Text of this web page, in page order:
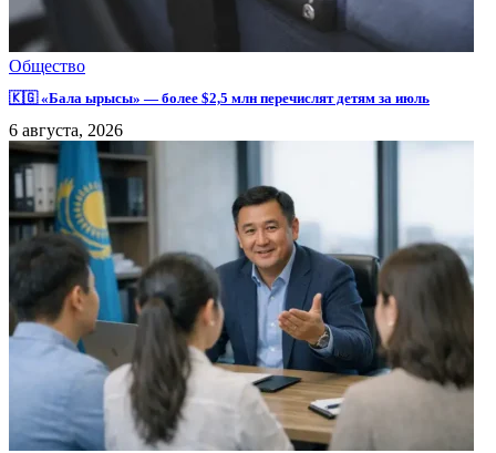
Общество
🇰🇬 «Бала ырысы» — более $2,5 млн перечислят детям за июль
6 августа, 2026